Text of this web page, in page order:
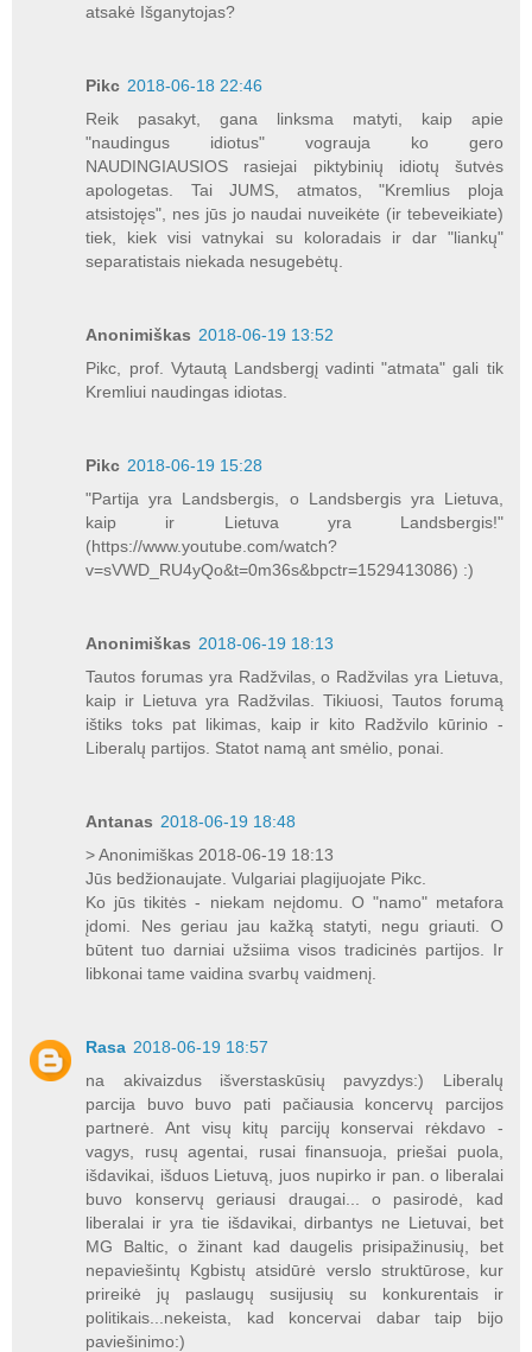
atsakė Išganytojas?
Pikc 2018-06-18 22:46
Reik pasakyt, gana linksma matyti, kaip apie
"naudingus idiotus" vograuja ko gero
NAUDINGIAUSIOS rasiejai piktybinių idiotų šutvės
apologetas. Tai JUMS, atmatos, "Kremlius ploja
atsistojęs", nes jūs jo naudai nuveikėte (ir tebeveikiate)
tiek, kiek visi vatnykai su koloradais ir dar "liankų"
separatistais niekada nesugebėtų.
Anonimiškas 2018-06-19 13:52
Pikc, prof. Vytautą Landsbergį vadinti "atmata" gali tik
Kremliui naudingas idiotas.
Pikc 2018-06-19 15:28
"Partija yra Landsbergis, o Landsbergis yra Lietuva,
kaip ir Lietuva yra Landsbergis!"
(https://www.youtube.com/watch?
v=sVWD_RU4yQo&t=0m36s&bpctr=1529413086) :)
Anonimiškas 2018-06-19 18:13
Tautos forumas yra Radžvilas, o Radžvilas yra Lietuva,
kaip ir Lietuva yra Radžvilas. Tikiuosi, Tautos forumą
ištiks toks pat likimas, kaip ir kito Radžvilo kūrinio -
Liberalų partijos. Statot namą ant smėlio, ponai.
Antanas 2018-06-19 18:48
> Anonimiškas 2018-06-19 18:13
Jūs bedžionaujate. Vulgariai plagijuojate Pikc.
Ko jūs tikitės - niekam neįdomu. O "namo" metafora
įdomi. Nes geriau jau kažką statyti, negu griauti. O
būtent tuo darniai užsiima visos tradicinės partijos. Ir
libkonai tame vaidina svarbų vaidmenį.
Rasa 2018-06-19 18:57
na akivaizdus išverstaskūsių pavyzdys:) Liberalų
parcija buvo buvo pati pačiausia koncervų parcijos
partnerė. Ant visų kitų parcijų konservai rėkdavo -
vagys, rusų agentai, rusai finansuoja, priešai puola,
išdavikai, išduos Lietuvą, juos nupirko ir pan. o liberalai
buvo konservų geriausi draugai... o pasirodė, kad
liberalai ir yra tie išdavikai, dirbantys ne Lietuvai, bet
MG Baltic, o žinant kad daugelis prisipažinusių, bet
nepaviešintų Kgbistų atsidūrė verslo struktūrose, kur
prireikė jų paslaugų susijusių su konkurentais ir
politikais...nekeista, kad koncervai dabar taip bijo
paviešinimo:)